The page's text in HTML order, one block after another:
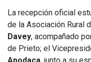
La recepción oficial
de la Asociación Rural
Davey, acompañado
de Prieto; el